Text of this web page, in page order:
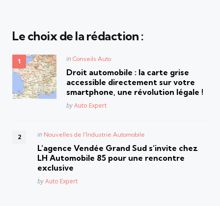
Le choix de la rédaction :
Posted
in Conseils Auto
Droit automobile : la carte grise
accessible directement sur votre
smartphone, une révolution légale !
Posted
byAuto Expert
Posted
in Nouvelles de l'Industrie Automobile
L’agence Vendée Grand Sud s’invite chez
LH Automobile 85 pour une rencontre
exclusive
Posted
byAuto Expert